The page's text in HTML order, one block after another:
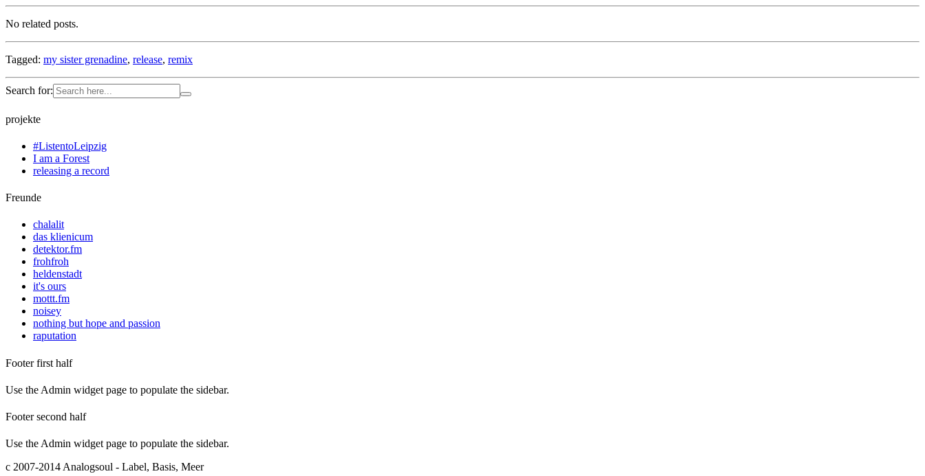
No related posts.
Tagged: my sister grenadine, release, remix
Search for:
projekte
#ListentoLeipzig
I am a Forest
releasing a record
Freunde
chalalit
das klienicum
detektor.fm
frohfroh
heldenstadt
it's ours
mottt.fm
noisey
nothing but hope and passion
raputation
Footer first half
Use the Admin widget page to populate the sidebar.
Footer second half
Use the Admin widget page to populate the sidebar.
c 2007-2014 Analogsoul - Label, Basis, Meer